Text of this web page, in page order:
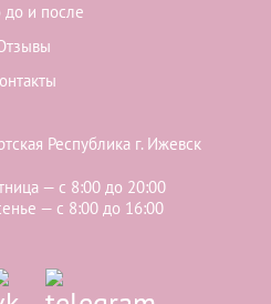
и после
Республика г. Ижевск
— с 8:00 до 20:00
— с 8:00 до 16:00